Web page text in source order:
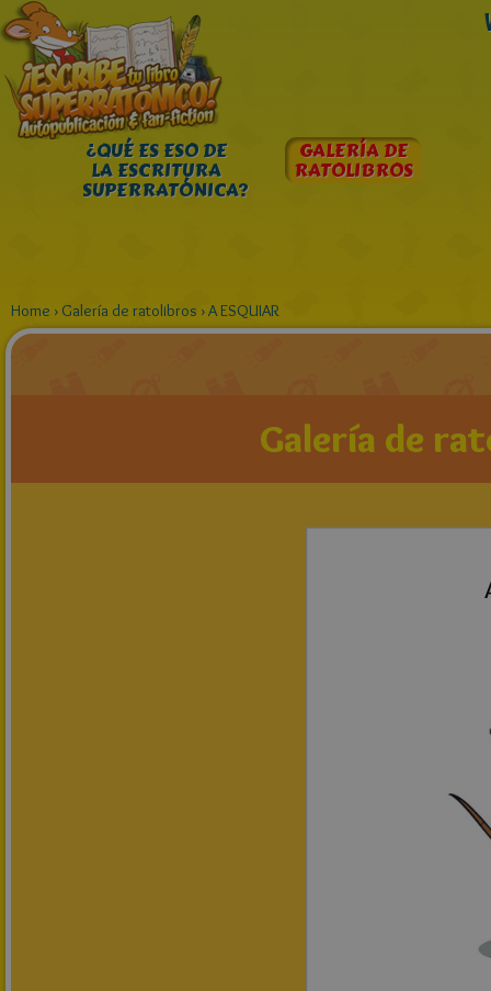
¿QUÉ ES ESO DE
LA ESCRITURA
SUPERRATÓNICA?
GALERÍA DE
RATOLIBROS
Home › Galería de ratolibros ›A ESQUIAR
Galería de